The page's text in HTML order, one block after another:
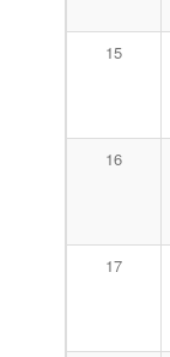
15
16
17